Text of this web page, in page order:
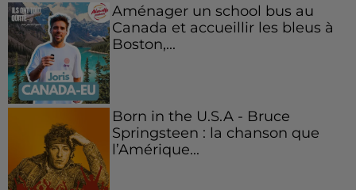
Aménager un school bus au
Canada et accueillir les bleus à
Boston,...
Born in the U.S.A - Bruce
Springsteen : la chanson que
l’Amérique...